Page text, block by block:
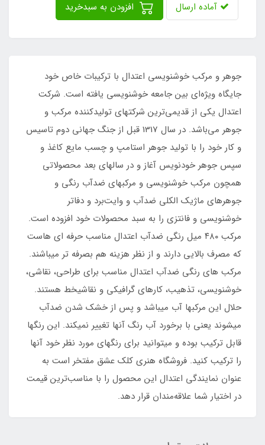
آماده ارسال
جوهر و مرکب خوشنویسی اعتدال با ترکیبات خاص خود
جایگاه ویژه‌ای بین جامعه خوشنویسی یافته است. شرکت
اعتدال یکی از قدیمی‌ترین شرکتهای تولیدکننده مرکب و
جوهر می‌باشد. در سال 1317 قبل از جنگ جهانی دوم تاسیس
و کار خود را با تولید جوهر استامپ و چسب مایع کاغذ و
سپس جوهر خودنویس آغاز و در سالهای بعد محصولاتی
همچون مرکب خوشنویسی و مرکبهای ضدآب رنگی و
جوهرهای ماژیک الکلی ضدآب و وایت‌برد و دفاتر
خوشنویسی و فانتزی را به سبد محصولات خود افزوده است.
مرکب ۴۸۰ میل رنگی ضدآب اعتدال مناسب حرفه ای هاست
که مصرف بالایی دارند و از نظر هزینه هم بصرفه تر میباشند.
مرکب های رنگی ضدآب اعتدال مناسب برای طراحی، نقاشی،
خوشنویسی، تذهیب، کارهای گرافیکی و نقاشیخط هستند.
حلال این مرکبها آب میباشد و پس از خشک شدن ضدآب
میشوند یعنی با برخورد آب رنگ آنها تغییر نمیکند. این رنگها
قابل ترکیب بوده و میتوانید برای رنگهای مورد نظر خود آنها
را ترکیب کنید. فروشگاه هنری کلک عشق مفتخر است به
عنوان نمایندگی اعتدال این محصول را با مناسب‌ترین قیمت
در اختیار شما علاقه‌مندان قرار دهد.